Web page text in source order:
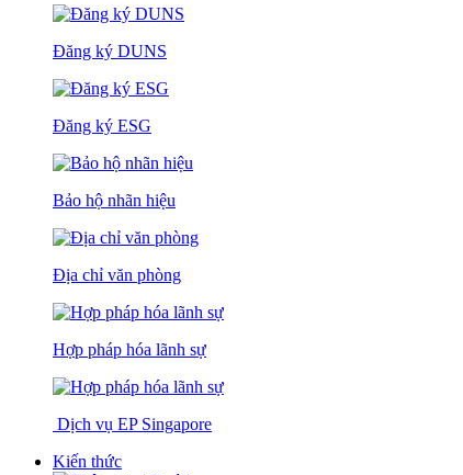
Đăng ký DUNS
Đăng ký ESG
Bảo hộ nhãn hiệu
Địa chỉ văn phòng
Hợp pháp hóa lãnh sự
Dịch vụ EP Singapore
Kiến thức